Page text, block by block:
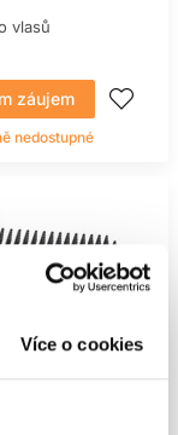
Více o cookies
vlasů
záujem
nedostupné